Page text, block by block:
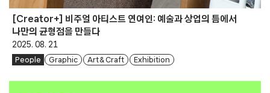
[Creator+] 비주얼 아티스트 연여인: 예술과 상업의 틈에서
나만의 균형점을 만들다
2025. 08. 21
People Graphic Art & Craft Exhibition